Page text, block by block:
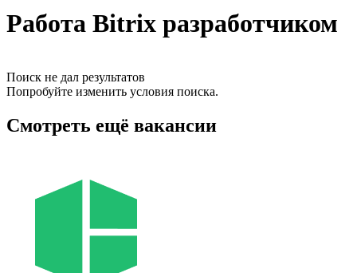
Работа Bitrix разработчиком
Поиск не дал результатов
Попробуйте изменить условия поиска.
Смотреть ещё вакансии